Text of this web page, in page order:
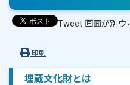
Tweet 画面が別ウ
印刷
埋蔵文化財とは